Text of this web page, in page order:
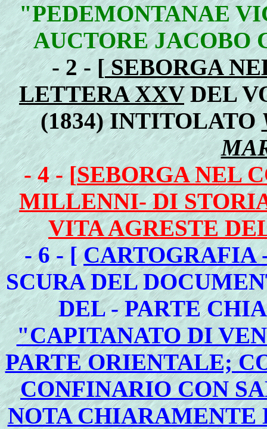
"PEDEMONTANAE
AUCTORE JACOBO
- 2 - [SEBORGA
LETTERA XXVDEL
(1834) INTITOLATO
- 4 - [SEBORGA NEL
MILLENNI- DI
VITA AGRESTE
- 6 - [CARTOGRAFIA
SCURA DEL
DEL - PARTE
"CAPITANATO DI
PARTE ORIENTALE;
CONFINARIO CON
NOTA